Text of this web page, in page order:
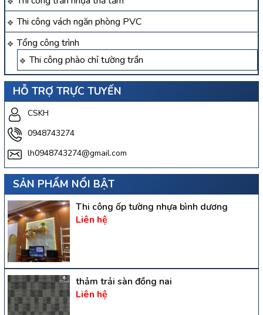
Thi công vách ngăn phòng PVC
Tổng công trình
Thi công phào chỉ tường trần
HỖ TRỢ TRỰC TUYẾN
CSKH
0948743274
lh0948743274@gmail.com
SẢN PHẨM NỔI BẬT
Thi công ốp tường nhựa bình dương
Liên hệ
thảm trải sàn đồng nai
Liên hệ